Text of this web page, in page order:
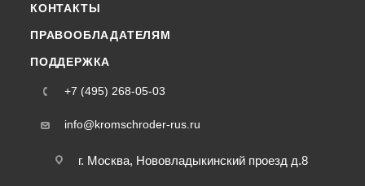
КОНТАКТЫ
ПРАВООБЛАДАТЕЛЯМ
ПОДДЕРЖКА
+7 (495) 268-05-03
info@kromschroder-rus.ru
г. Москва, Нововладыкинский проезд д.8